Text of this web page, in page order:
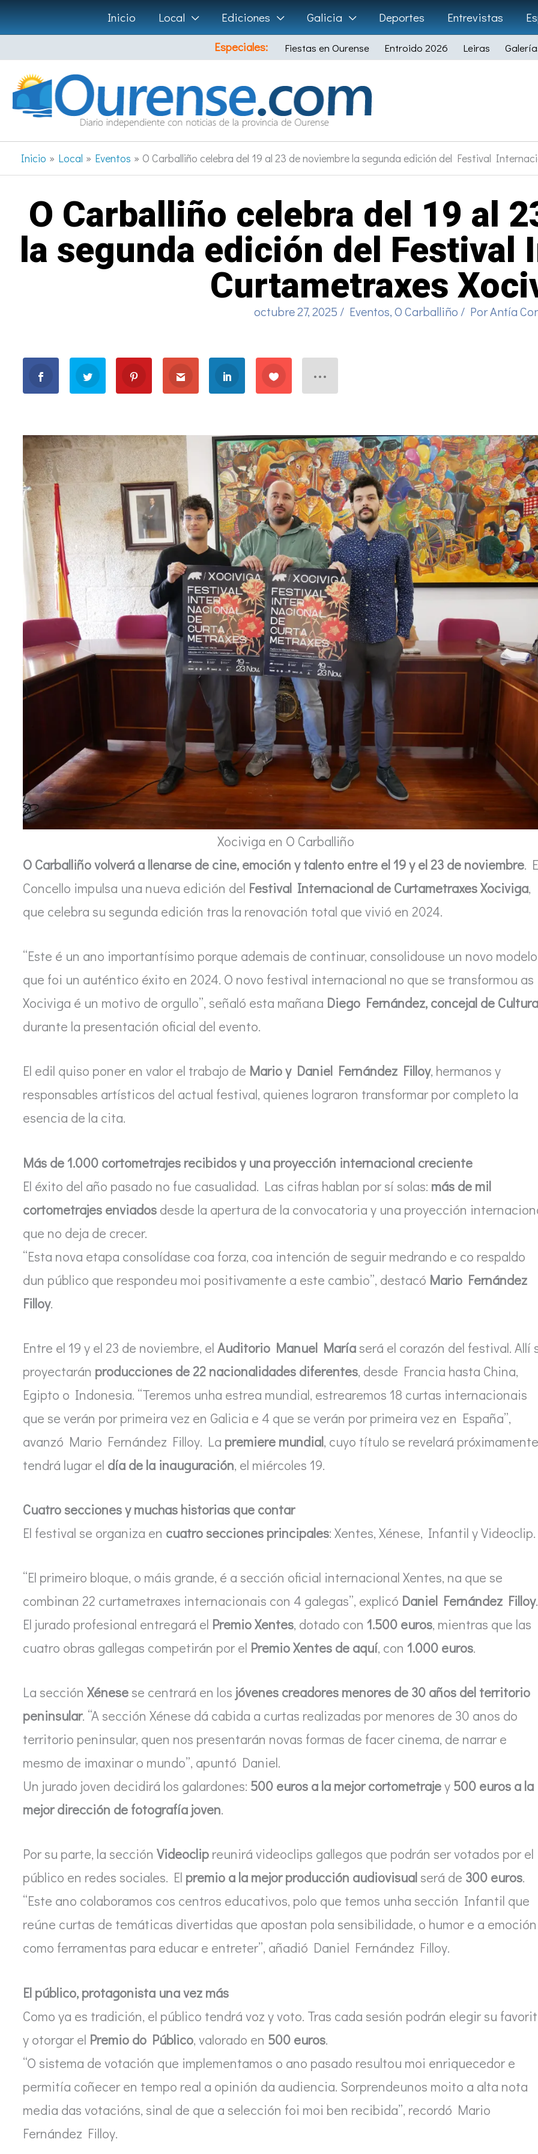
Ir
al
contenido
Inicio Local Ediciones Galicia Deportes Entrevistas
Especiales:
Fiestas en Ourense Entroido 2026 Leiras
Inicio Local Eventos O Carballiño celebra del 19 al 23 de noviembre la segunda edición del Festival
O Carballiño celebra del 19 al
la segunda edición del Festival
Curtametraxes
octubre 27, 2025 / Eventos,O Carballiño / PorAntía
Xociviga en O Carballiño
O Carballiño volverá a llenarse de cine, emoción y talento entre el 19 y el 23 de noviembre.
Concello impulsa una nueva edición del Festival Internacional de Curtametraxes Xociviga,
que celebra su segunda edición tras la renovación total que vivió en 2024.
“Este é un ano importantísimo porque ademais de continuar, consolidouse un novo modelo
que foi un auténtico éxito en 2024. O novo festival internacional no que se transformou as
Xociviga é un motivo de orgullo”, señaló esta mañana Diego Fernández, concejal de Cultura
durante la presentación oficial del evento.
El edil quiso poner en valor el trabajo de Mario y Daniel Fernández Filloy, hermanos y
responsables artísticos del actual festival, quienes lograron transformar por completo la
esencia de la cita.
Más de 1.000 cortometrajes recibidos y una proyección internacional creciente
El éxito del año pasado no fue casualidad. Las cifras hablan por sí solas: más de mil
cortometrajes enviados desde la apertura de la convocatoria y una proyección
que no deja de crecer.
“Esta nova etapa consolídase coa forza, coa intención de seguir medrando e co respaldo
dun público que respondeu moi positivamente a este cambio”, destacó Mario Fernández
Filloy.
Entre el 19 y el 23 de noviembre, el Auditorio Manuel Maríaserá el corazón del festival. Allí
proyectarán producciones de 22 nacionalidades diferentes, desde Francia hasta China,
Egipto o Indonesia. “Teremos unha estrea mundial, estrearemos 18 curtas internacionais
que se verán por primeira vez en Galicia e 4 que se verán por primeira vez en España”,
avanzó Mario Fernández Filloy. La premiere mundial, cuyo título se revelará
tendrá lugar el día de la inauguración, el miércoles 19.
Cuatro secciones y muchas historias que contar
El festival se organiza en cuatro secciones principales: Xentes, Xénese, Infantil y Videoclip.
“El primeiro bloque, o máis grande, é a sección oficial internacional Xentes, na que se
combinan 22 curtametraxes internacionais con 4 galegas”, explicó Daniel Fernández Filloy.
El jurado profesional entregará el Premio Xentes, dotado con 1.500 euros, mientras que las
cuatro obras gallegas competirán por el Premio Xentes de aquí, con 1.000 euros.
La sección Xénesese centrará en los jóvenes creadores menores de 30 años del territorio
peninsular. “A sección Xénese dá cabida a curtas realizadas por menores de 30 anos do
territorio peninsular, quen nos presentarán novas formas de facer cinema, de narrar e
mesmo de imaxinar o mundo”, apuntó Daniel.
Un jurado joven decidirá los galardones: 500 euros a la mejor cortometrajey 500 euros a la
mejor dirección de fotografía joven.
Por su parte, la sección Videoclip reunirá videoclips gallegos que podrán ser votados por el
público en redes sociales. El premio a la mejor producción audiovisualserá de 300 euros.
“Este ano colaboramos cos centros educativos, polo que temos unha sección Infantil que
reúne curtas de temáticas divertidas que apostan pola sensibilidade, o humor e a emoción
como ferramentas para educar e entreter”, añadió Daniel Fernández Filloy.
El público, protagonista una vez más
Como ya es tradición, el público tendrá voz y voto. Tras cada sesión podrán elegir su
y otorgar el Premio do Público, valorado en 500 euros.
“O sistema de votación que implementamos o ano pasado resultou moi enriquecedor e
permitía coñecer en tempo real a opinión da audiencia. Sorprendeunos moito a alta nota
media das votacións, sinal de que a selección foi moi ben recibida”, recordó Mario
Fernández Filloy.